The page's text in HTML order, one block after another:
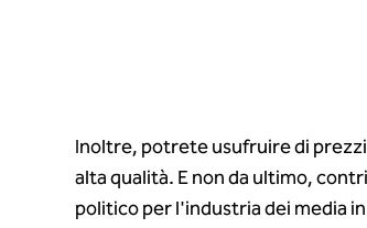
Inoltre, potrete usufruire di
alta qualità. E non da ultimo,
politico per l'industria dei media